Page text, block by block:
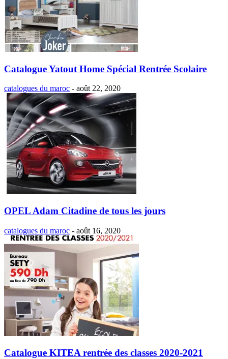
Catalogue Yatout Home Spécial Rentrée Scolaire
catalogues du maroc - août 22, 2020
OPEL Adam Citadine de tous les jours
catalogues du maroc - août 16, 2020
Catalogue KITEA rentrée des classes 2020-2021